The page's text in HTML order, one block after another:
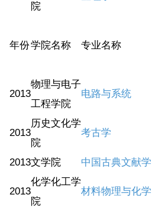
院
年份学院名称 专业名称
2013
物理与电子
工程学院
电路与系统
2013
历史文化学
院
考古学
2013文学院 中国古典文献学
2013
化学化工学
院
材料物理与化学